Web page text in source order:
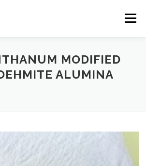
Menu
CATALYST-CARRIER
MODIFIED
ALUMINA